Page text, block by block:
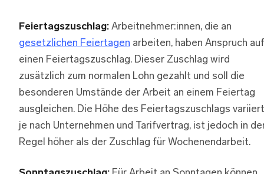
Feiertagszuschlag: Arbeitnehmer:innen, die an
gesetzlichen Feiertagen arbeiten, haben Anspruch auf
einen Feiertagszuschlag. Dieser Zuschlag wird
zusätzlich zum normalen Lohn gezahlt und soll die
besonderen Umstände der Arbeit an einem Feiertag
ausgleichen. Die Höhe des Feiertagszuschlags variiert
je nach Unternehmen und Tarifvertrag, ist jedoch in
Regel höher als der Zuschlag für Wochenendarbeit.